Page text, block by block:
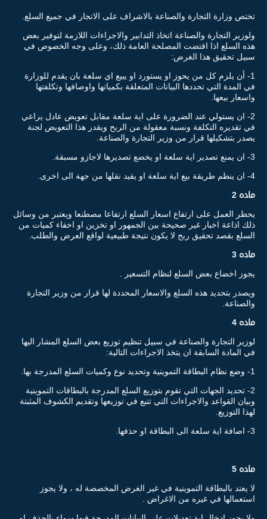
تختص وزارة التجارة والصناعة بالاشراف على الاتجار في جميع السلع.
ولوزير التجارة والصناعة اتخاذ التدابير والاجراءات اللازمة لتوفير بعض
هذه السلع اذا اقتضت المصلحة العامة ذلك، وعلى وجه الخصوص في
سبيل تحقيق هذا الغرض:
1- أن يلزم كل من يحوز او يستورد او يبيع اي سلعة بان يقدم للوزارة
في المدة التي تحددها البيانات المتعلقة بكمياتها واوصافها وتكلفتها
واسعار بيعها.
2- ان يستولي عند الضرورة على اية سلعة مقابل تعويض عادل يراعي
في تقديره التكلفة ونسبة معقولة من الربح ويقدر هذا التعويض لجنة
يصدر بتشكيلها قرار من وزير التجارة والصناعة.
3- ان يمنع تصدير اية سلعة او يخضع تصديرها لاجازو مسبقة.
4- ان ينظم طريقة بيع اية سلعة او يقيد نقلها من جهة الى اخرى.
ماده 2
يحظر العمل على ارتفاع اسعار السلع ارتفاعا مصطنعا ويعتبر من وسائل
ذلك اذاعة اخبار غير صحيحة بين الجمهور او تخزين او اخفاء كميات من
السلع بقصد تحقيق ربح لا يكون نتيجة طبيعية لواقع العرض والطلب.
ماده 3
يجوز اخضاع بعض السلع لنظام التسعير .
ويصدر بتحديد هذه السلع والاسعار المحددة لها قرار من وزير التجارة
والصناعة.
ماده 4
لوزير التجارة والصناعة في سبيل تنظيم توزيع بعض السلع المشار اليها
في المادة السابقة ان يتخذ الاجراءات التالية:
1- وضع نظام البطاقة التموينية وتحديد نوع وكميات السلع المدرجة بها.
2- تحديد الجهات التي تقوم بتوزيع السلع المدرجة بالبطاقات التموينية
وبيان القواعد والاجراءات التي تتبع في توزيعها وتقديم الكشوف المثبتة
لهذا التوزيع.
3- اضافة اية سلعة الى البطاقة او حذفها.
ماده 5
لا يعتد بالبطاقة التموينية في غير الغرض المخصصة له ، ولا يجوز
استعمالها في غيره من الاغراض .